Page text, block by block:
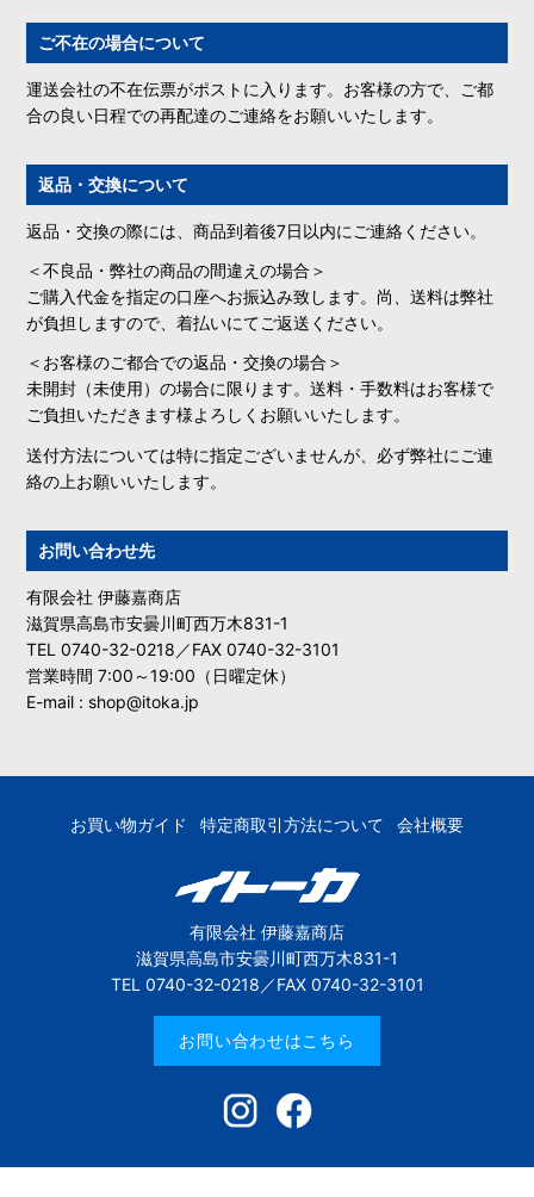
ご不在の場合について
運送会社の不在伝票がポストに入ります。お客様の方で、ご都
合の良い日程での再配達のご連絡をお願いいたします。
返品・交換について
返品・交換の際には、商品到着後7日以内にご連絡ください。
＜不良品・弊社の商品の間違えの場合＞
ご購入代金を指定の口座へお振込み致します。尚、送料は弊社
が負担しますので、着払いにてご返送ください。
＜お客様のご都合での返品・交換の場合＞
未開封（未使用）の場合に限ります。送料・手数料はお客様で
ご負担いただきます様よろしくお願いいたします。
送付方法については特に指定ございませんが、必ず弊社にご連
絡の上お願いいたします。
お問い合わせ先
有限会社 伊藤嘉商店
滋賀県高島市安曇川町西万木831-1
TEL 0740-32-0218／FAX 0740-32-3101
営業時間 7:00～19:00（日曜定休）
E-mail : shop@itoka.jp
お買い物ガイド 特定商取引方法について 会社概要
有限会社 伊藤嘉商店
滋賀県高島市安曇川町西万木831-1
TEL 0740-32-0218／FAX 0740-32-3101
お問い合わせはこちら